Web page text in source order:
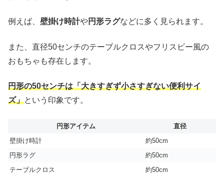
例えば、 壁掛け時計や円形ラグなどに多く見られます。
また、直径50センチのテーブルクロスやフリスビー風の
おもちゃも存在します。
円形の50センチは「大きすぎず小さすぎない便利サイ
ズ」という印象です。
円形アイテム
直径
壁掛け時計
約50cm
円形ラグ
約50cm
テーブルクロス
約50cm